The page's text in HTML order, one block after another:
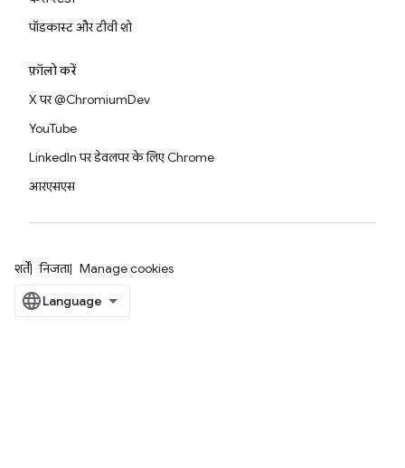
पॉडकास्ट और टीवी शो
फ़ॉलो करें
X पर @ChromiumDev
YouTube
LinkedIn पर डेवलपर के लिए Chrome
आरएसएस
शर्तें निजता Manage cookies